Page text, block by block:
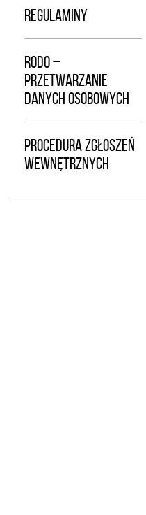
REGULAMINY
RODO –
PRZETWARZANIE
DANYCH OSOBOWYCH
PROCEDURA ZGŁOSZEŃ
WEWNĘTRZNYCH